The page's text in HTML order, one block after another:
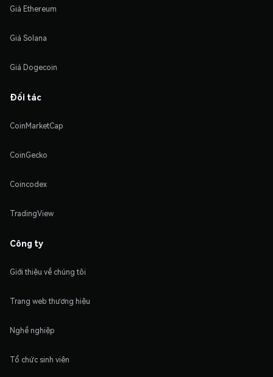
Giá Ethereum
Giá Solana
Giá Dogecoin
Đối tác
CoinMarketCap
CoinGecko
Coincodex
TradingView
Công ty
Giới thiệu về chúng tôi
Trang web thương hiệu
Nghề nghiệp
Tổ chức sinh viên